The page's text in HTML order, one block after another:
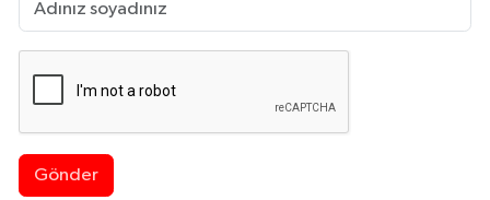
Gönder